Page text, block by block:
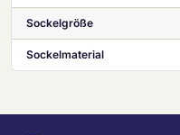
Sockelgröße
Sockelmaterial